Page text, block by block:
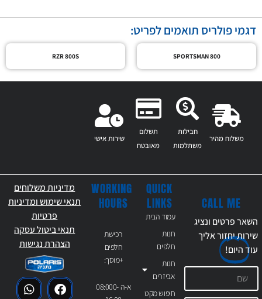
דגמי פולריס תואמים לפריט:
SPORTSMAN 800
RZR 800S
משלוח מהיר
חבילות
משתלמות
תשלום
מאובטח
שירות אישי
QUICK
LINKS
עמוד הבית
חנות
חלפים
חנות
אביזרים
חיפוש מקט
WORKING
HOURS
רכישת
חלפים
+מוסך:
א-ה 08:000-
CALL ME
השאר פרטים ונציג
שירות יחזור אליך
עודהיום!
מדיניות משלוחים
תנאי שימוש ומדיניות
פרטיות
תנאי ביטול עסקה
הצהרת נגישות